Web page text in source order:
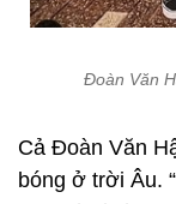
Đoàn Văn
Cả Đoàn Văn
bóng ở trời Âu.